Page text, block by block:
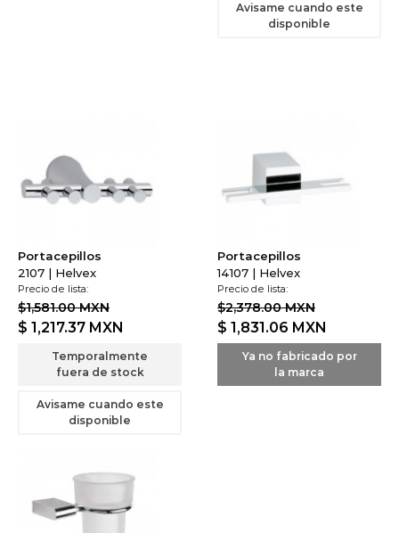
Avisame cuando este
disponible
Portacepillos
2107 | Helvex
Precio de lista:
$1,581.00 MXN
$ 1,217.37 MXN
Temporalmente
fuera de stock
Avisame cuando este
disponible
Portacepillos
14107 | Helvex
Precio de lista:
$2,378.00 MXN
$ 1,831.06 MXN
Ya no fabricado por
la marca